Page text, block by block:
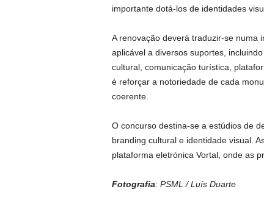
importante dotá-los de identidades
A renovação deverá traduzir-se numa
aplicável a diversos suportes,
cultural, comunicação turística,
é reforçar a notoriedade de cada
coerente.
O concurso destina-se a estúdios de
branding cultural e identidade visual.
plataforma eletrónica Vortal, onde as
Fotografia: PSML / Luís Duarte